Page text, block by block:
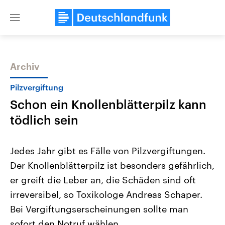
Close
Themen
Landtagswahl Sachsen-Anhalt
2026
Alle Informationen
Sachsen-Anhalt wählt am 6.
September 2026 einen neuen
Landtag. Seit 2021 wird das
Bundesland von einer Koalition aus
USA
Aktuelle Beiträge,
Hintergründe
Wirtschaftlich und
gehören die Vereinigten
den mächtigsten Ländern
Archiv
Pilzvergiftung
Schon ein Knollenblätterpilz kann
tödlich sein
Jedes Jahr gibt es Fälle von Pilzvergiftungen.
Der Knollenblätterpilz ist besonders gefährlich,
er greift die Leber an, die Schäden sind oft
irreversibel, so Toxikologe Andreas Schaper.
Bei Vergiftungserscheinungen sollte man